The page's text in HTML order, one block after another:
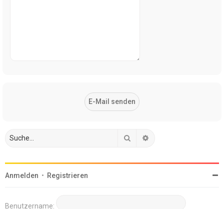
Suche
Anmelden • Registrieren
Benutzername: